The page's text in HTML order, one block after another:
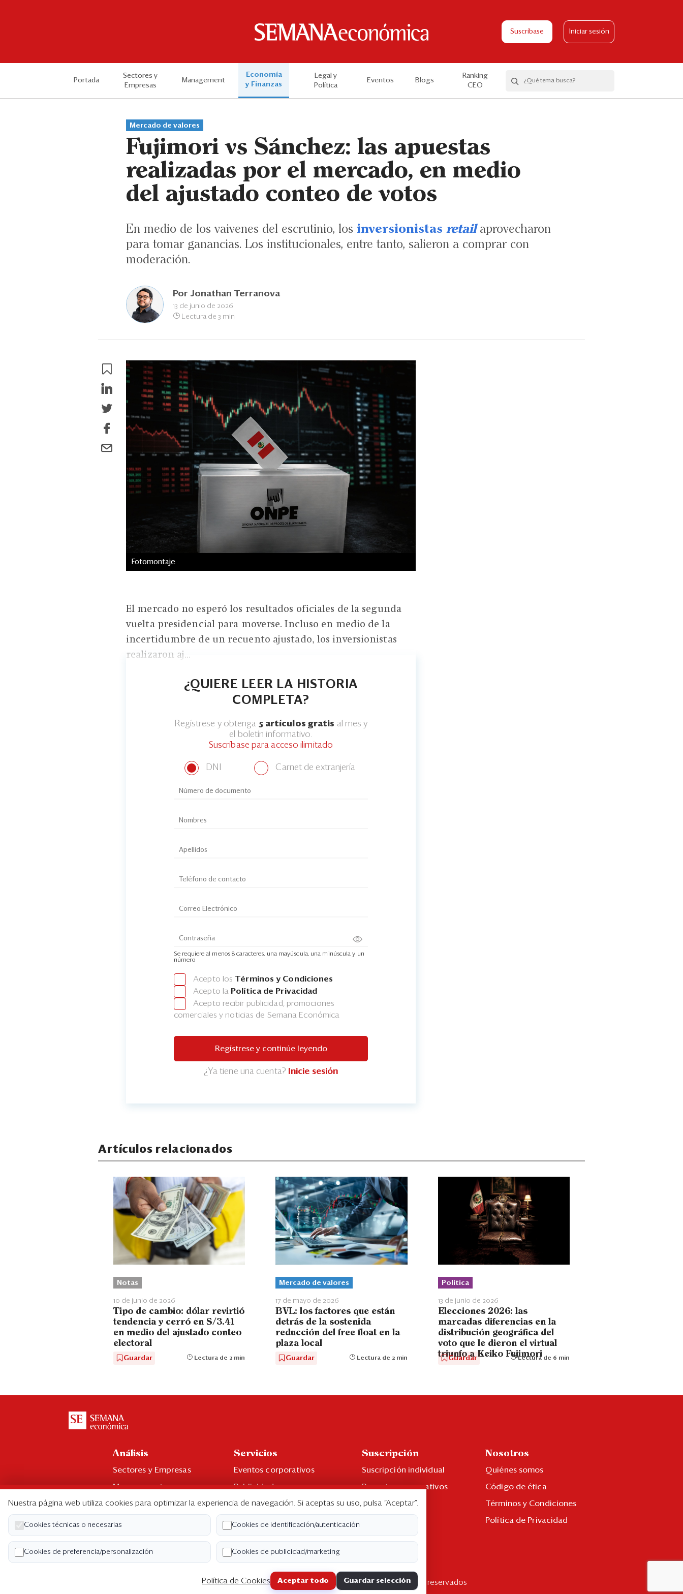
Suscríbase Iniciar sesión
Portada
Sectores y
Empresas
Management
Economía
y Finanzas
Legal y
Política
Eventos Blogs
Ranking
CEO
Mercado de valores
Fujimori vs Sánchez: las apuestas
realizadas por el mercado, en medio
del ajustado conteo de votos
En medio de los vaivenes del escrutinio, los inversionistas retailaprovecharon
para tomar ganancias. Los institucionales, entre tanto, salieron a comprar con
moderación.
Por Jonathan Terranova
13 de junio de 2026
Lectura de 3 min
Fotomontaje
El mercado no esperó los resultados oficiales de la segunda
vuelta presidencial para moverse. Incluso en medio de la
incertidumbre de un recuento ajustado, los inversionistas
realizaron aj...
¿QUIERE LEER LA HISTORIA
COMPLETA?
Regístrese y obtenga 5 artículos gratis al mes y
el boletín informativo.
Suscríbase para acceso ilimitado
DNI Carnet de extranjería
Se requiere al menos 8 caracteres, una mayúscula, una minúscula y un
número
Acepto los Términos y Condiciones
Acepto la Política de Privacidad
Acepto recibir publicidad, promociones
comerciales y noticias de Semana Económica
Regístrese y continúe leyendo
¿Ya tiene una cuenta? Inicie sesión
Artículos relacionados
Notas
10 de junio de 2026
Tipo de cambio: dólar revirtió
tendencia y cerró en S/3.41
en medio del ajustado conteo
electoral
Guardar Lectura de 2 min
Mercado de valores
17 de mayo de 2026
BVL: los factores que están
detrás de la sostenida
reducción del free float en la
plaza local
Guardar Lectura de 2 min
Política
13 de junio de 2026
Elecciones 2026: las
marcadas diferencias en la
distribución geográfica del
voto que le dieron el virtual
triunfo a Keiko Fujimori
Guardar Lectura de 6 min
Análisis
Sectores y Empresas
Management
Economía y Finanzas
Ranking CEO
Blogs
Servicios
Eventos corporativos
Publicidad
Contáctenos
Libro de reclamaciones
Suscripción
Suscripción individual
Paquetes corporativos
Edición Impresa
Nosotros
Quiénes somos
Código de ética
Términos y Condiciones
Política de Privacidad
Copyright ©2026 Semana Económica. Todos los derechos reservados
Nuestra página web utiliza cookies para optimizar la experiencia de navegación. Si aceptas su uso, pulsa “Aceptar”.
Cookies técnicas o necesarias Cookies de identificación/autenticación
Cookies de preferencia/personalización Cookies de publicidad/marketing
Política de Cookies Aceptar todo Guardar selección